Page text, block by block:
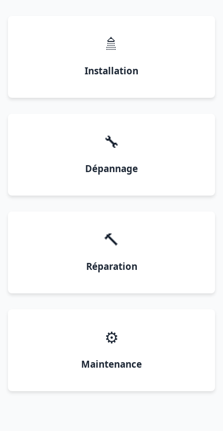
🚿
Installation
🔧
Dépannage
🔨
Réparation
⚙️
Maintenance